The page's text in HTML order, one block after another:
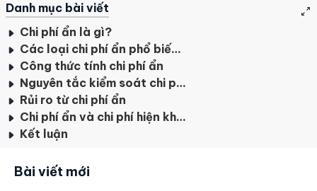
Danh mục bài viết
Chi phí ẩn là gì?
Các loại chi phí ẩn phổ biến trong kinh doanh
Công thức tính chi phí ẩn
Nguyên tắc kiểm soát chi phí ẩn cần biết
Rủi ro từ chi phí ẩn
Chi phí ẩn và chi phí hiện khác nhau như thế nào?
Kết luận
Bài viết mới